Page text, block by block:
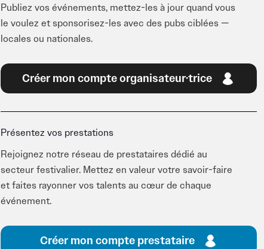
Publiez vos événements, mettez-les à jour quand vous
le voulez et sponsorisez-les avec des pubs ciblées —
locales ou nationales.
Créer mon compte organisateur·trice
Présentez vos prestations
Rejoignez notre réseau de prestataires dédié au
secteur festivalier. Mettez en valeur votre savoir-faire
et faites rayonner vos talents au cœur de chaque
événement.
Créer mon compte prestataire